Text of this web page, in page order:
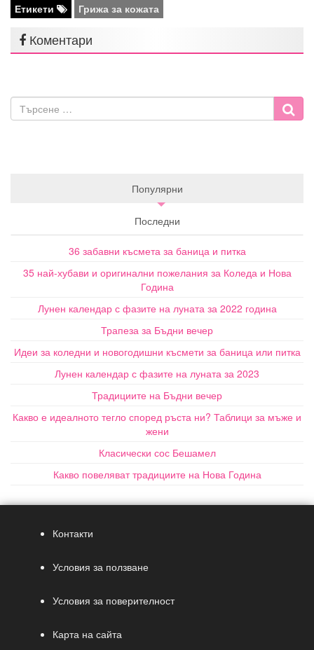
Етикети Грижа за кожата
Коментари
Популярни
Последни
36 забавни късмета за баница и питка
35 най-хубави и оригинални пожелания за Коледа и Нова
Година
Лунен календар с фазите на луната за 2022 година
Трапеза за Бъдни вечер
Идеи за коледни и новогодишни късмети за баница или питка
Лунен календар с фазите на луната за 2023
Традициите на Бъдни вечер
Какво е идеалното тегло според ръста ни? Таблици за мъже и
жени
Класически сос Бешамел
Какво повеляват традициите на Нова Година
Контакти
Условия за ползване
Условия за поверителност
Карта на сайта